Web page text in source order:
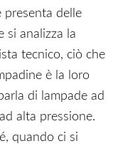
presenta delle
si analizza la
tecnico, ciò che
è la loro
di lampade ad
alta pressione.
quando ci si